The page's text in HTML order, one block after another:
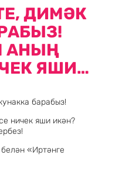
ДИМӘК
АНЫҢ
ЯШИ…
барабыз!
ничек яши икән?
«Иртәнге